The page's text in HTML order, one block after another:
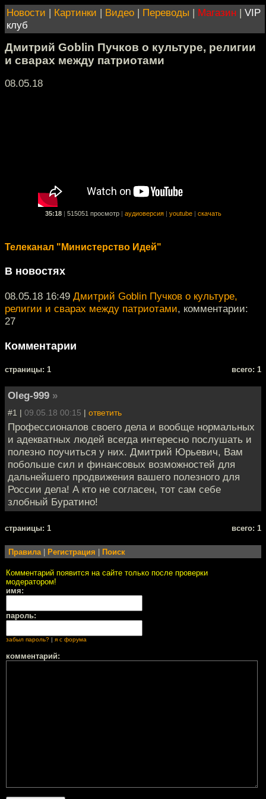
Новости | Картинки | Видео | Переводы | Магазин | VIP
клуб
Дмитрий Goblin Пучков о культуре, религии
и сварах между патриотами
08.05.18
35:18 515051 просмотр аудиоверсия youtube скачать
Телеканал "Министерство Идей"
В новостях
08.05.18 16:49 Дмитрий Goblin Пучков о культуре,
религии и сварах между патриотами, комментарии:
27
Комментарии
cтраницы: 1 всего: 1
Oleg-999 »
#1 | 09.05.18 00:15 | ответить
Профессионалов своего дела и вообще нормальных
и адекватных людей всегда интересно послушать и
полезно поучиться у них. Дмитрий Юрьевич, Вам
побольше сил и финансовых возможностей для
дальнейшего продвижения вашего полезного для
России дела! А кто не согласен, тот сам себе
злобный Буратино!
cтраницы: 1 всего: 1
Правила| Регистрация Поиск
Комментарий появится на сайте только после проверки
модератором!
имя:
пароль:
забыл пароль? я с форума
комментарий: